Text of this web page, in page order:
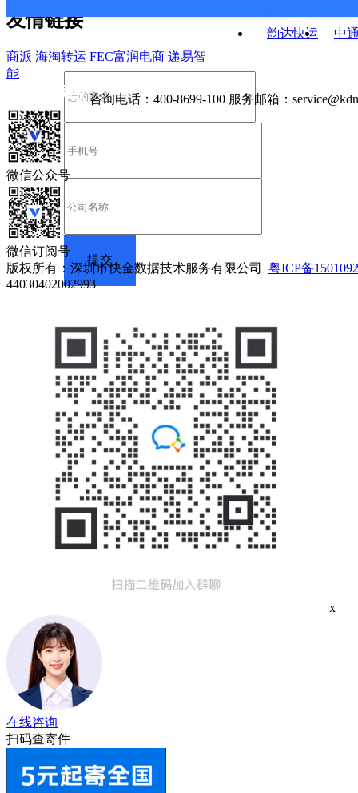
韵达快运
中
友情链接
商派 海淘转运 FEC富润电商 递易智
能
咨询电话： 400-8699-100 服务邮箱：
微信公众号
微信订阅号
版权所有：深圳市快金数据技术服务有限公司 粤ICP备
44030402002993
x
在线咨询
扫码查寄件